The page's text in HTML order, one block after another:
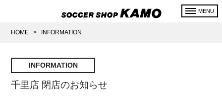
MENU
HOME > INFORMATION
INFORMATION
千里店 閉店のお知らせ